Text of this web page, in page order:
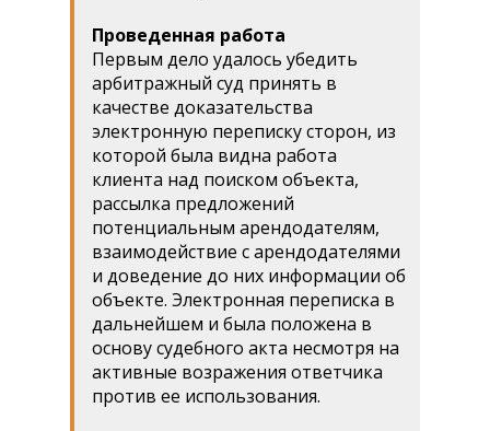
Проведенная работа
Первым дело удалось убедить
арбитражный суд принять в
качестве доказательства
электронную переписку сторон, из
которой была видна работа
клиента над поиском объекта,
рассылка предложений
потенциальным арендодателям,
взаимодействие с арендодателями
и доведение до них информации об
объекте. Электронная переписка в
дальнейшем и была положена в
основу судебного акта несмотря на
активные возражения ответчика
против ее использования.